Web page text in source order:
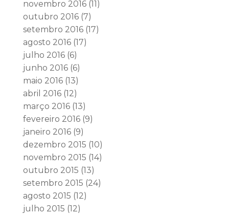
novembro 2016(11)
outubro 2016(7)
setembro 2016(17)
agosto 2016(17)
julho 2016(6)
junho 2016(6)
maio 2016(13)
abril 2016(12)
março 2016(13)
fevereiro 2016(9)
janeiro 2016(9)
dezembro 2015 (10)
novembro 2015 (14)
outubro 2015 (13)
setembro 2015 (24)
agosto 2015 (12)
julho 2015 (12)